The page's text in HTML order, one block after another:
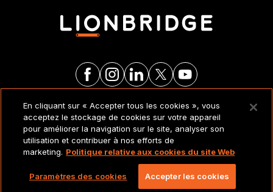
MENTIONS LÉGALES ET
POLITIQUES
Copyright 2026 Lionbridge Technologies, LLC. Tous
droits réservés.
En cliquant sur « Accepter tous les cookies », vous
acceptez le stockage de cookies sur votre appareil
pour améliorer la navigation sur le site, analyser son
utilisation et contribuer à nos efforts de
marketing. Politique relative aux cookies du site Web
Paramètres des cookies Accepter les cookies